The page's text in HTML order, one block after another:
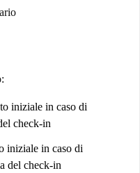
iniziale in caso di
check-in
iniziale in caso di
del check-in